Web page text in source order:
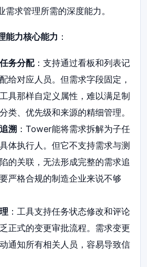
需求管理所需的深度能力。
能力核心能力 ：
务分配：支持通过看板和列表记
给对应人员。但需求字段固定，
具那样自定义属性，难以满足制
类、优先级和来源的精细管理。
溯 ：Tower能将需求拆解为子任
体执行人。但它不支持需求与测
的关联，无法形成完整的需求追
严格合规的制造企业来说不够
：工具支持任务状态修改和评论
正式的变更审批流程。需求变更
通知所有相关人员，容易导致信